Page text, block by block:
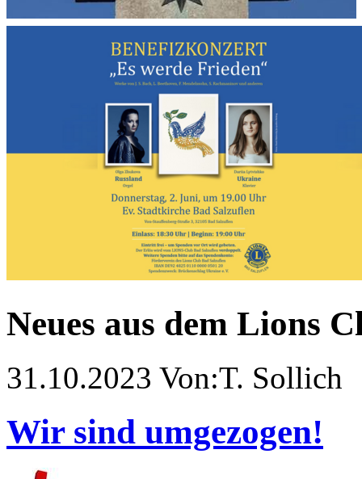
Neues aus dem Lions
31.10.2023 Von:T. Sollich
Wir sind umgezogen!